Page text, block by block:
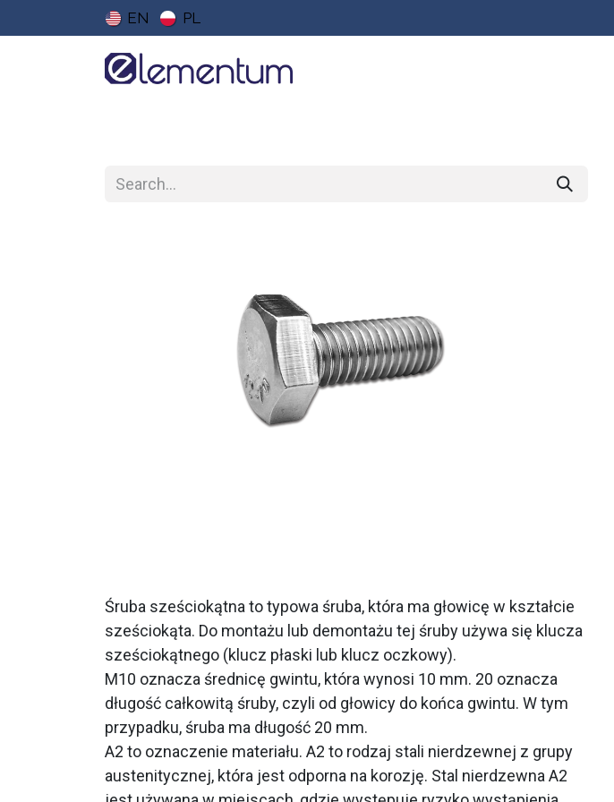
EN PL
Śruba sześciokątna to typowa śruba, która ma głowicę w kształcie
sześciokąta. Do montażu lub demontażu tej śruby używa się klucza
sześciokątnego (klucz płaski lub klucz oczkowy).
M10 oznacza średnicę gwintu, która wynosi 10 mm. 20 oznacza
długość całkowitą śruby, czyli od głowicy do końca gwintu. W tym
przypadku, śruba ma długość 20 mm.
A2 to oznaczenie materiału. A2 to rodzaj stali nierdzewnej z grupy
austenitycznej, która jest odporna na korozję. Stal nierdzewna A2